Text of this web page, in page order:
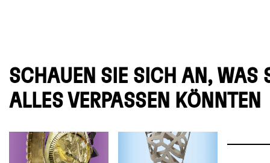
SCHAUEN SIE SICH AN, WAS
ALLES VERPASSEN KÖNNTEN